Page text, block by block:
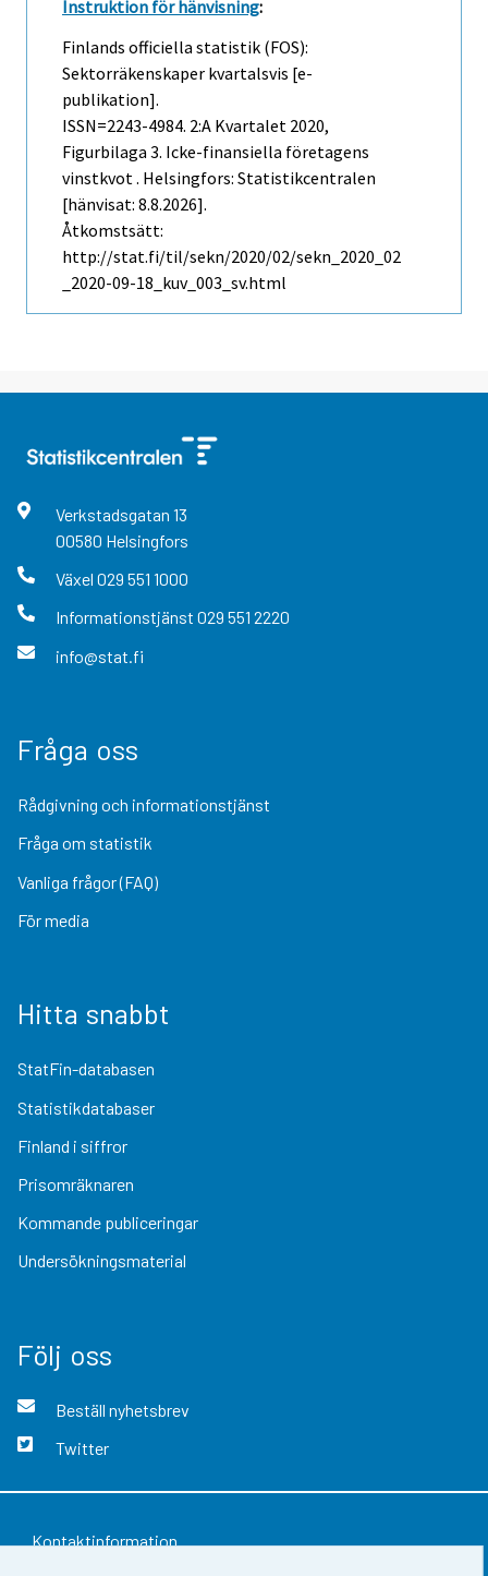
Instruktion för hänvisning:
Finlands officiella statistik (FOS):
Sektorräkenskaper kvartalsvis [e-
publikation].
ISSN=2243-4984. 2:a Kvartalet 2020,
Figurbilaga 3. Icke-finansiella företagens
vinstkvot . Helsingfors: Statistikcentralen
[hänvisat: 8.8.2026].
Åtkomstsätt:
http://stat.fi/til/sekn/2020/02/sekn_2020_02
_2020-09-18_kuv_003_sv.html
Verkstadsgatan 13
00580 Helsingfors
Växel 029 551 1000
Informationstjänst 029 551 2220
info@stat.fi
Fråga oss
Rådgivning och informationstjänst
Fråga om statistik
Vanliga frågor (FAQ)
För media
Hitta snabbt
StatFin-databasen
Statistikdatabaser
Finland i siffror
Prisomräknaren
Kommande publiceringar
Undersökningsmaterial
Följ oss
Beställ nyhetsbrev
Twitter
Kontaktinformation